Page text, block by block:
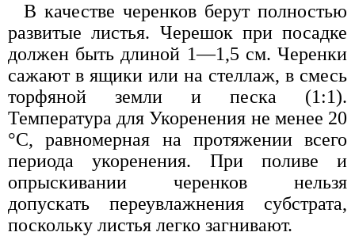
В качестве черенков берут полностью
развитые листья. Черешок при посадке
должен быть длиной 1—1,5 см. Черенки
сажают в ящики или на стеллаж, в смесь
торфяной земли и песка (1:1).
Температура для Укоренения не менее 20
°С, равномерная на протяжении всего
периода укоренения. При поливе и
опрыскивании черенков нельзя
допускать переувлажнения субстрата,
поскольку листья легко загнивают.